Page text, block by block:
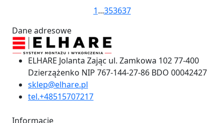
1...353637
Dane adresowe
ELHARE Jolanta Zając ul. Zamkowa 102 77-400
Dzierzążenko NIP 767-144-27-86 BDO 00042427
sklep@elhare.pl
tel.+48515707217
Informacje